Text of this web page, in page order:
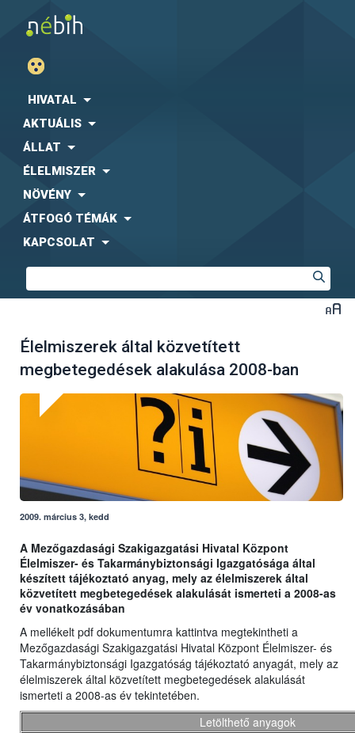
HIVATAL
AKTUÁLIS
ÁLLAT
ÉLELMISZER
NÖVÉNY
ÁTFOGÓ TÉMÁK
KAPCSOLAT
Élelmiszerek által közvetített
megbetegedések alakulása 2008-ban
2009. március 3, kedd
A Mezőgazdasági Szakigazgatási Hivatal Központ
Élelmiszer- és Takarmánybiztonsági Igazgatósága által
készített tájékoztató anyag, mely az élelmiszerek által
közvetített megbetegedések alakulását ismerteti a 2008-as
év vonatkozásában
A mellékelt pdf dokumentumra kattintva megtekintheti a
Mezőgazdasági Szakigazgatási Hivatal Központ Élelmiszer- és
Takarmánybiztonsági Igazgatóság tájékoztató anyagát, mely az
élelmiszerek által közvetített megbetegedések alakulását
ismerteti a 2008-as év tekintetében.
Letölthető anyagok